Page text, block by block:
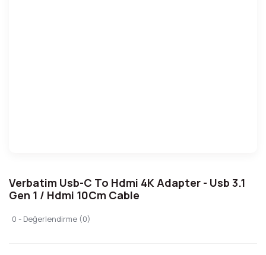
Verbatim Usb-C To Hdmi 4K Adapter - Usb 3.1
Gen 1 / Hdmi 10Cm Cable
0 - Değerlendirme (0)